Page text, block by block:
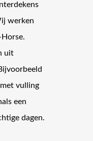
werken
uit
vulling
een
dagen.